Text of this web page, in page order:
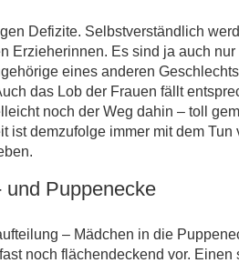
Defizite. Selbstverständlich
Erzieherinnen. Es sind ja auch
eines anderen
das Lob der Frauen fällt
noch der Weg dahin – toll
ist demzufolge immer mit dem Tun
und Puppenecke
– Mädchen in die
noch flächendeckend vor.